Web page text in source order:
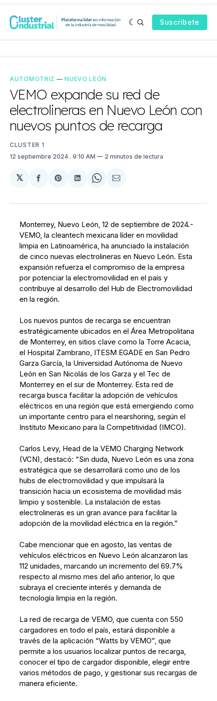
Suscríbete
AUTOMOTRIZ —NUEVO LEÓN
VEMO expande su red de
electrolineras en Nuevo León con
nuevos puntos de recarga
CLUSTER 1
12 septiembre 2024 . 9:10 AM 2 minutos de lectura
𝕏
Compartir
Facebook
Share
Pinterest
Compartir
LinkedIn
Share
WhatsApp
Compartir
Email
Monterrey, Nuevo León, 12 de septiembre de 2024.-
VEMO, la cleantech mexicana líder en movilidad
limpia en Latinoamérica, ha anunciado la instalación
de cinco nuevas electrolineras en Nuevo León. Esta
expansión refuerza el compromiso de la empresa
por potenciar la electromovilidad en el país y
contribuye al desarrollo del Hub de Electromovilidad
en la región.
Los nuevos puntos de recarga se encuentran
estratégicamente ubicados en el Área Metropolitana
de Monterrey, en sitios clave como la Torre Acacia,
el Hospital Zambrano, ITESM EGADE en San Pedro
Garza García, la Universidad Autónoma de Nuevo
León en San Nicolás de los Garza y el Tec de
Monterrey en el sur de Monterrey. Esta red de
recarga busca facilitar la adopción de vehículos
eléctricos en una región que está emergiendo como
un importante centro para el nearshoring, según el
Instituto Mexicano para la Competitividad (IMCO).
Carlos Levy, Head de la VEMO Charging Network
(VCN), destacó: “Sin duda, Nuevo León es una zona
estratégica que se desarrollará como uno de los
hubs de electromovilidad y que impulsará la
transición hacia un ecosistema de movilidad más
limpio y sostenible. La instalación de estas
electrolineras es un gran avance para facilitar la
adopción de la movilidad eléctrica en la región.”
Cabe mencionar que en agosto, las ventas de
vehículos eléctricos en Nuevo León alcanzaron las
112 unidades, marcando un incremento del 69.7%
respecto al mismo mes del año anterior, lo que
subraya el creciente interés y demanda de
tecnología limpia en la región.
La red de recarga de VEMO, que cuenta con 550
cargadores en todo el país, estará disponible a
través de la aplicación “Watts by VEMO”, que
permite a los usuarios localizar puntos de recarga,
conocer el tipo de cargador disponible, elegir entre
varios métodos de pago, y gestionar sus recargas de
manera eficiente.